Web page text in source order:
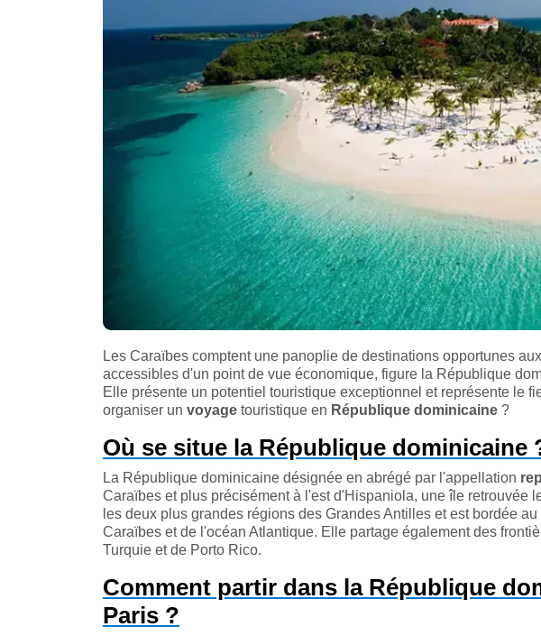
Les Caraïbes comptent une panoplie de destinations opportunes
accessibles d'un point de vue économique, figure la République
Elle présente un potentiel touristique exceptionnel et représente le
organiser un voyage touristique en République dominicaine ?
Où se situe la République dominicaine
La République dominicaine désignée en abrégé par l'appellation
Caraïbes et plus précisément à l'est d'Hispaniola, une île retrouvée
les deux plus grandes régions des Grandes Antilles et est bordée
Caraïbes et de l'océan Atlantique. Elle partage également des
Turquie et de Porto Rico.
Comment partir dans la République
Paris ?